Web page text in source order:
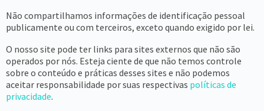
Não compartilhamos informações de identificação pessoal
publicamente ou com terceiros, exceto quando exigido por lei.
O nosso site pode ter links para sites externos que não são
operados por nós. Esteja ciente de que não temos controle
sobre o conteúdo e práticas desses sites e não podemos
aceitar responsabilidade por suas respectivas políticas de
privacidade.